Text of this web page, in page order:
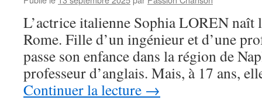
L’actrice italienne Sophia LOREN naît
Rome. Fille d’un ingénieur et d’une
passe son enfance dans la région de
professeur d’anglais. Mais, à 17 ans,
Continuer la lecture →